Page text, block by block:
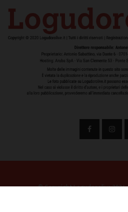
© Copyright Logudorolive 2024